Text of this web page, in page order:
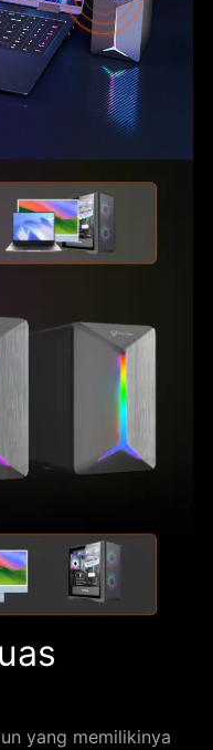
yang memilikinya